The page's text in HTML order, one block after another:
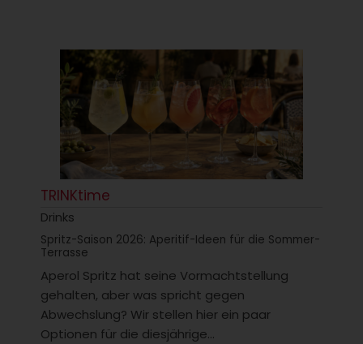
TRINKtime
Drinks
Spritz-Saison 2026: Aperitif-Ideen für die Sommer-
Terrasse
Aperol Spritz hat seine Vormachtstellung
gehalten, aber was spricht gegen
Abwechslung? Wir stellen hier ein paar
Optionen für die diesjährige...